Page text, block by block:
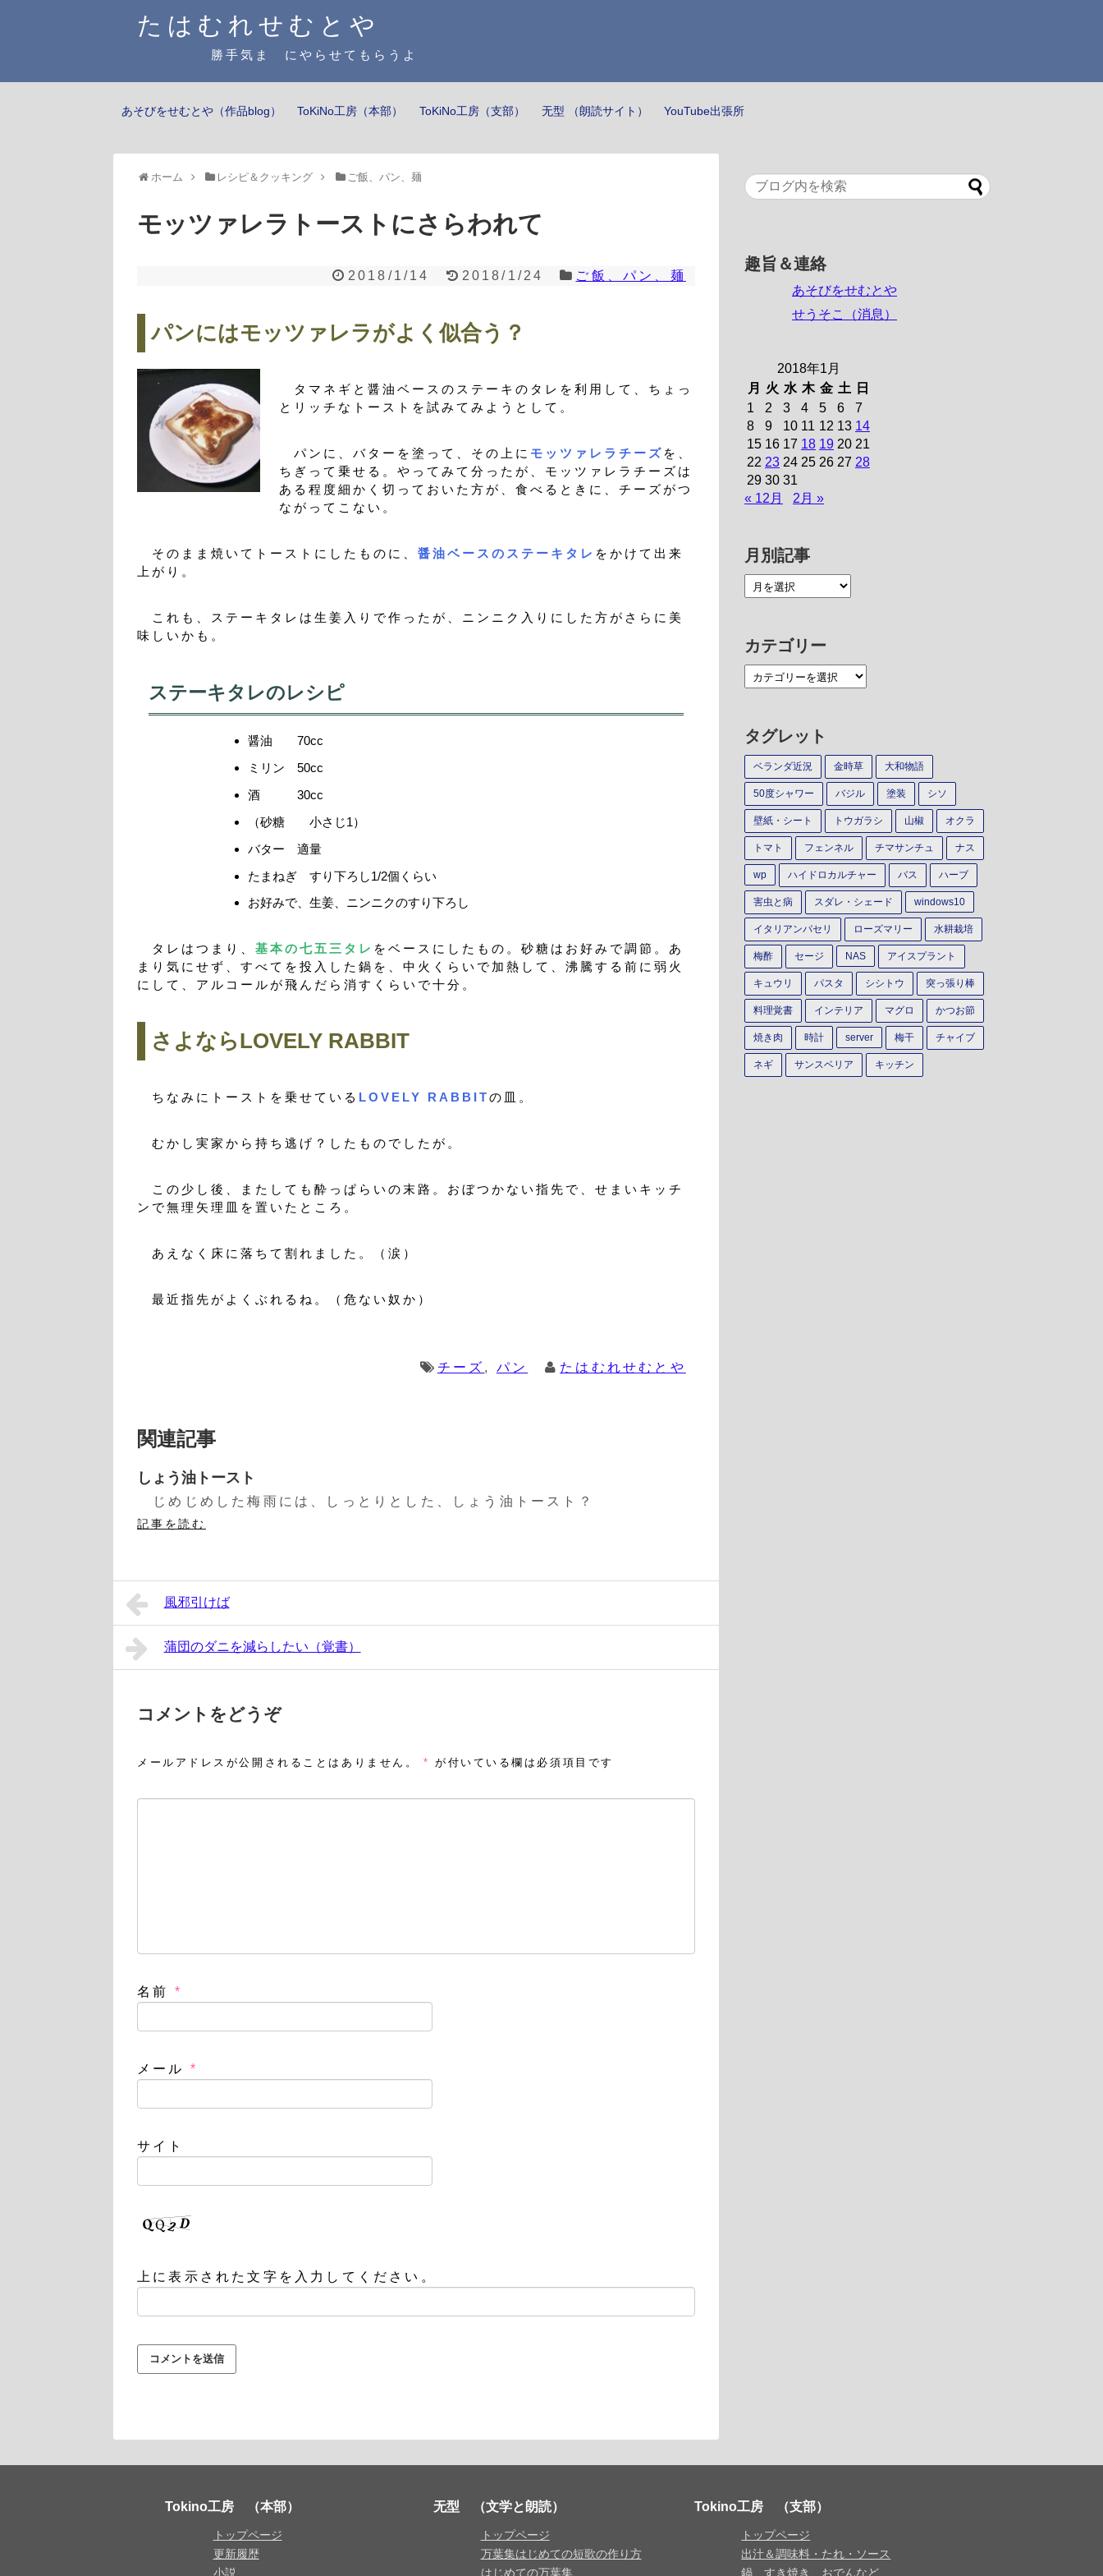
たはむれせむとや
勝手気まゝにやらせてもらうよ
あそびをせむとや（作品blog） ToKiNo工房（本部） ToKiNo工房（支部） 无型 （朗読サイト） YouTube出張所
ホーム レシピ＆クッキング ご飯、パン、麺
モッツァレラトーストにさらわれて
2018/1/14 2018/1/24 ご飯、パン、麺
パンにはモッツァレラがよく似合う？
タマネギと醤油ベースのステーキのタレを利用して、ちょっ
とリッチなトーストを試みてみようとして。
パンに、バターを塗って、その上に モッツァレラチーズ を、
ちぎって乗せる。やってみて分ったが、モッツァレラチーズは
ある程度細かく切っておいた方が、食べるときに、チーズがつ
ながってこない。
そのまま焼いてトーストにしたものに、 醤油ベースのステーキタレ をかけて出来
上がり。
これも、ステーキタレは生姜入りで作ったが、ニンニク入りにした方がさらに美
味しいかも。
ステーキタレのレシピ
醤油 70cc
ミリン 50cc
酒 30cc
（砂糖 小さじ1）
バター 適量
たまねぎ すり下ろし1/2個くらい
お好みで、生姜、ニンニクのすり下ろし
タレはつまり、 基本の七五三タレ をベースにしたもの。砂糖はお好みで調節。あ
まり気にせず、すべてを投入した鍋を、中火くらいで加熱して、沸騰する前に弱火
にして、アルコールが飛んだら消すくらいで十分。
さよならLOVELY RABBIT
ちなみにトーストを乗せている LOVELY RABBITの皿。
むかし実家から持ち逃げ？したものでしたが。
この少し後、またしても酔っぱらいの末路。おぼつかない指先で、せまいキッチ
ンで無理矢理皿を置いたところ。
あえなく床に落ちて割れました。（涙）
最近指先がよくぶれるね。（危ない奴か）
チーズ , パン たはむれせむとや
関連記事
しょう油トースト
じめじめした梅雨には、しっとりとした、しょう油トースト？
記事を読む
風邪引けば
蒲団のダニを減らしたい（覚書）
コメントをどうぞ
メールアドレスが公開されることはありません。 * が付いている欄は必須項目です
名前 *
メール *
サイト
上に表示された文字を入力してください。
趣旨＆連絡
あそびをせむとや
せうそこ（消息）
2018年1月
月
火 水 木 金 土
日
1
2 3 4 5 6
7
8
9 10 11 12 13 14
15 16 17 18 19 20 21
22 23 24 25 26 27 28
29 30 31
« 12月
2月 »
月別記事
カテゴリー
タグレット
ベランダ近況 金時草 大和物語
50度シャワー バジル 塗装 シソ
壁紙・シート トウガラシ 山椒 オクラ
トマト フェンネル チマサンチュ ナス
wp ハイドロカルチャー バス ハーブ
害虫と病 スダレ・シェード windows10
イタリアンパセリ ローズマリー 水耕栽培
梅酢 セージ NAS アイスプラント
キュウリ パスタ シシトウ 突っ張り棒
料理覚書 インテリア マグロ かつお節
焼き肉 時計 server 梅干 チャイブ
ネギ サンスベリア キッチン
Tokino工房 （本部）
トップページ
更新履歴
小説
无型 （文学と朗読）
トップページ
万葉集はじめての短歌の作り方
はじめての万葉集
Tokino工房 （支部）
トップページ
出汁＆調味料・たれ・ソース
鍋、すき焼き、おでんなど